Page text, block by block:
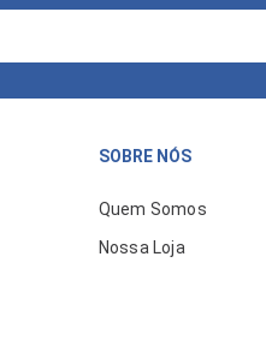
SOBRE NÓS
Quem Somos
Nossa Loja